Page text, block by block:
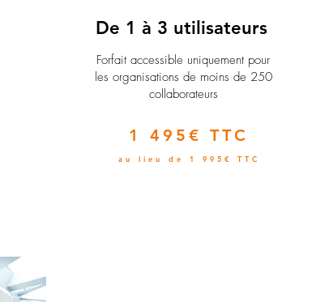
De 1 à 3 utilisateurs
Forfait accessible uniquement pour
les organisations de moins de 250
collaborateurs
1 495€ TTC
au lieu de 1 995€ TTC